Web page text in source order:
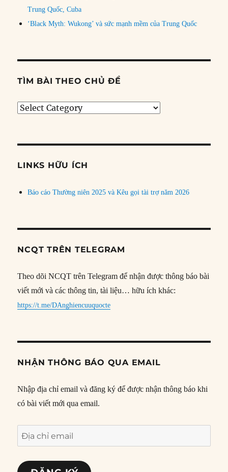
Trung Quốc, Cuba
‘Black Myth: Wukong’ và sức mạnh mềm của Trung Quốc
TÌM BÀI THEO CHỦ ĐỀ
Tìm
đề
LINKS HỮU ÍCH
Báo cáo Thường niên 2025 và Kêu gọi tài trợ năm 2026
NCQT TRÊN TELEGRAM
Theo dõi NCQT trên Telegram để nhận được thông báo bài
viết mới và các thông tin, tài liệu… hữu ích khác:
https://t.me/DAnghiencuuquocte
NHẬN THÔNG BÁO QUA EMAIL
Nhập địa chỉ email và đăng ký để được nhận thông báo khi
có bài viết mới qua email.
Địa
chỉ
email